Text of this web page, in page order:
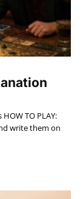
HOW TO PLAY:
write them on